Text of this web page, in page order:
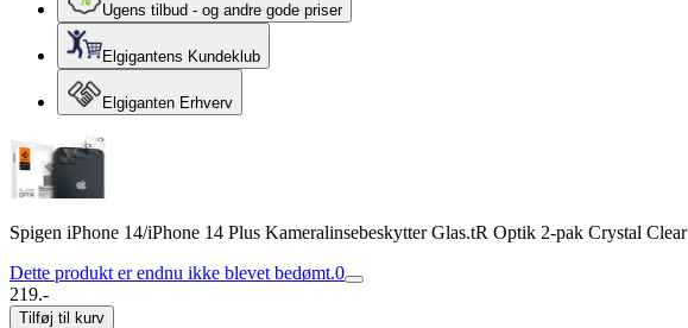
Ugens tilbud - og andre gode priser
Elgigantens Kundeklub
Elgiganten Erhverv
Spigen iPhone 14/iPhone 14 Plus Kameralinsebeskytter Glas.tR Optik 2-pak Crystal Clear
Dette produkt er endnu ikke blevet bedømt.0
219.-
Tilføj til kurv